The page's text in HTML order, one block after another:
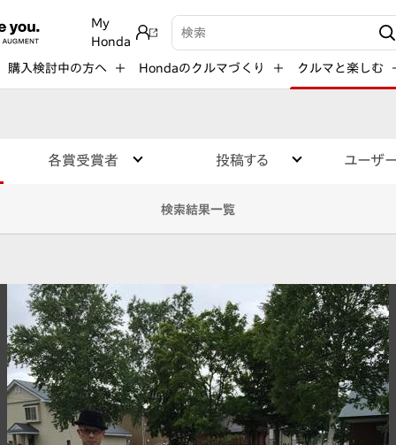
My
Honda
検索キーワード入力
購入検討中の方へ Hondaのクルマづくり クルマと楽しむ
各賞受賞者 投稿する ユーザ
検索結果一覧